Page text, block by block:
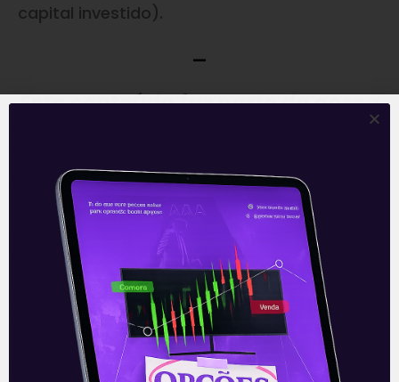
capital investido).
—
Este conteúdo faz parte da nossa
Para ficar por dentro do universo dos
investimentos de maneira prática, clique
abaixo e
inscreva-se gratuitamente